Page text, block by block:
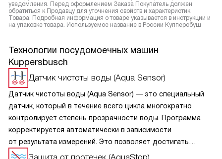
уведомления. Перед оформлением Заказа Покупатель должен
обратиться к Продавцу для уточнения свойств и характеристик
Товара. Подробная информация о товаре указывается в инструкции и
на упаковке товара. Используемое название в России Купперсбуш
Технологии посудомоечных машин
Kuppersbusch
Датчик чистоты воды (Aqua Sensor)
Датчик чистоты воды (Aqua Sensor) — это специальный
датчик, который в течение всего цикла многократно
контролирует степень прозрачности воды. Программа
корректируется автоматически в зависимости
от результата измерений. Это позволяет достигать
оптимальных результатов при минимальном расходе воды